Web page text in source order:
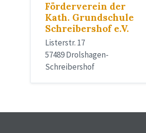
Förderverein der
Kath. Grundschule
Schreibershof e.V.
Listerstr. 17
57489 Drolshagen-
Schreibershof